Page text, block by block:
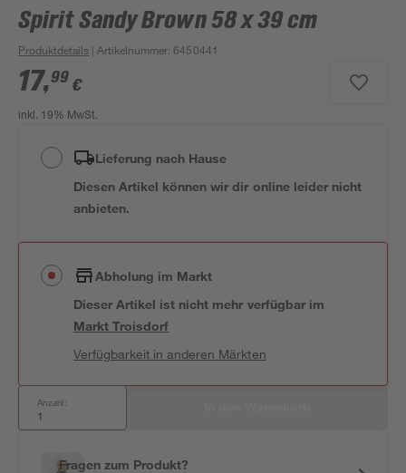
Spirit Sandy Brown 58 x 39 cm
Produktdetails | Artikelnummer:6450441
17,99 €
inkl. 19% MwSt.
Lieferung nach Hause
Diesen Artikel können wir dir online leider nicht
anbieten.
Abholung im Markt
Dieser Artikel ist nicht mehr verfügbar im
MarktTroisdorf
Verfügbarkeit in anderen Märkten
Anzahl:
Fragen zum Produkt?